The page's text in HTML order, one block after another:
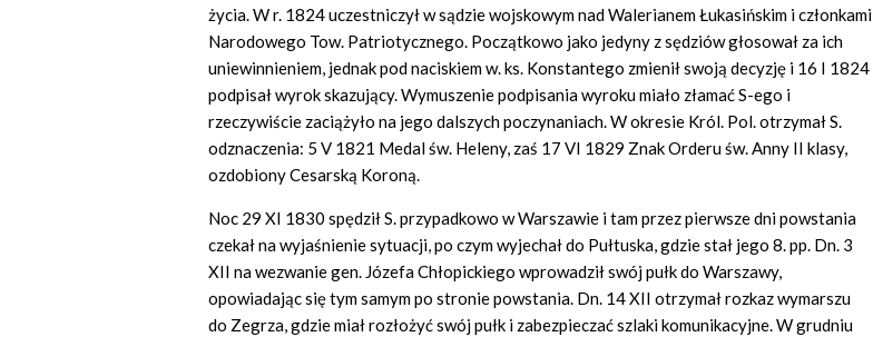
życia. W r. 1824 uczestniczył w sądzie wojskowym nad Walerianem Łukasińskim i członkami
Narodowego Tow. Patriotycznego. Początkowo jako jedyny z sędziów głosował za ich
uniewinnieniem, jednak pod naciskiem w. ks. Konstantego zmienił swoją decyzję i 16 I 1824
podpisał wyrok skazujący. Wymuszenie podpisania wyroku miało złamać S-ego i
rzeczywiście zaciążyło na jego dalszych poczynaniach. W okresie Król. Pol. otrzymał S.
odznaczenia: 5 V 1821 Medal św. Heleny, zaś 17 VI 1829 Znak Orderu św. Anny II klasy,
ozdobiony Cesarską Koroną.
Noc 29 XI 1830 spędził S. przypadkowo w Warszawie i tam przez pierwsze dni powstania
czekał na wyjaśnienie sytuacji, po czym wyjechał do Pułtuska, gdzie stał jego 8. pp. Dn. 3
XII na wezwanie gen. Józefa Chłopickiego wprowadził swój pułk do Warszawy,
opowiadając się tym samym po stronie powstania. Dn. 14 XII otrzymał rozkaz wymarszu
do Zegrza, gdzie miał rozłożyć swój pułk i zabezpieczać szlaki komunikacyjne. W grudniu